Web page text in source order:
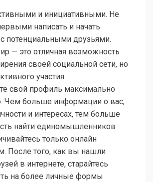
и инициативными. Не
написать и начать
потенциальными друзьями.
— это отличная возможность
своей социальной сети, но
участия
свой профиль максимально
Чем больше информации о вас,
и интересах, тем больше
найти единомышленников
только онлайн
После того, как вы нашли
в интернете, старайтесь
на более личные формы